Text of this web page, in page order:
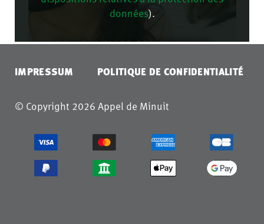
données).
IMPRESSUM
POLITIQUE DE CONFIDENTIALITÉ
© Copyright 2026 Appel de Minuit